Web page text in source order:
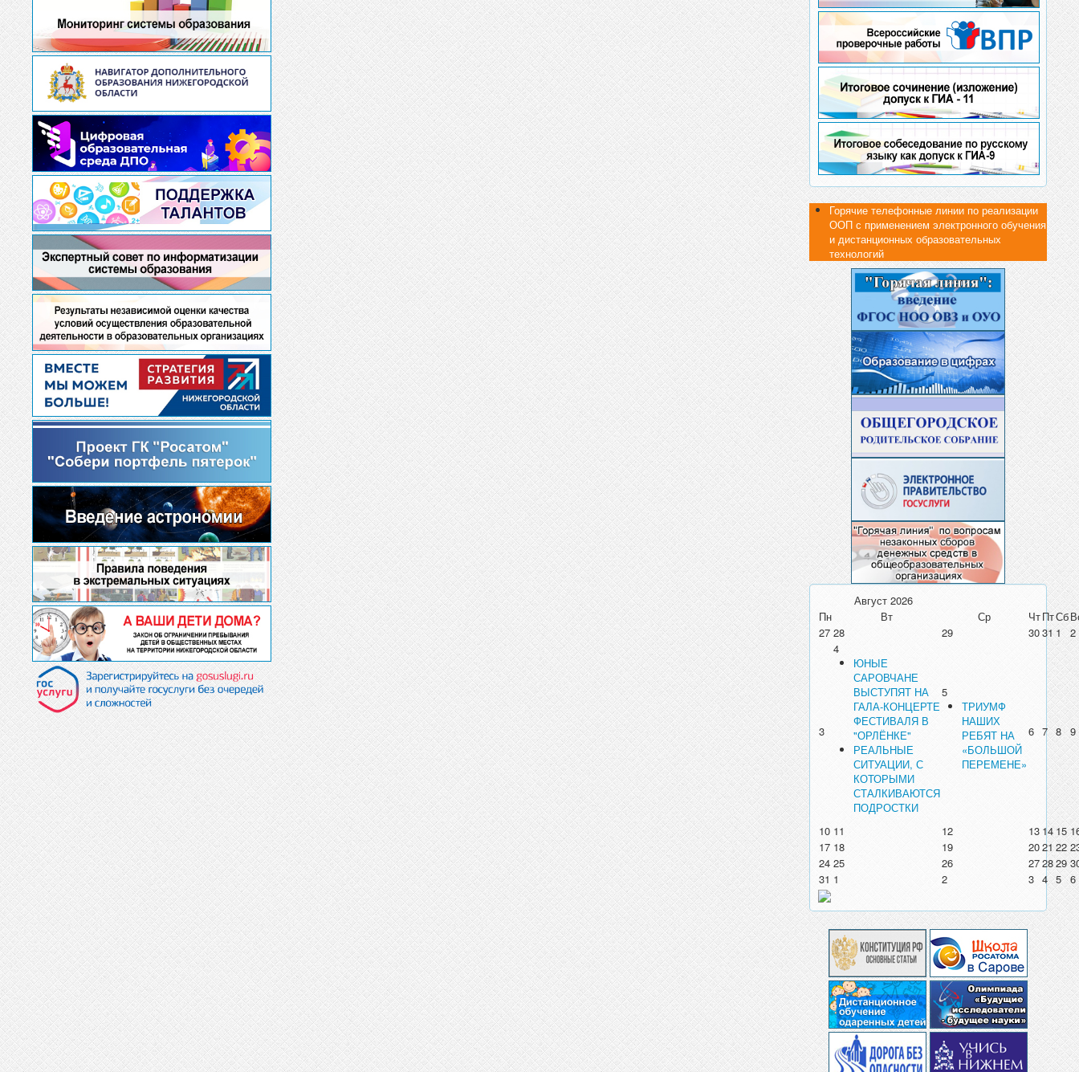
Горячие телефонные линии по реализации
ООП с применением электронного обучения
и дистанционных образовательных
технологий
Август 2026
Пн
Вт Ср ЧтПтСб
27 28 29 30311 2
3
4
ЮНЫЕ
САРОВЧАНЕ
ВЫСТУПЯТ НА
ГАЛА-КОНЦЕРТЕ
ФЕСТИВАЛЯ В
"ОРЛЁНКЕ"
РЕАЛЬНЫЕ
СИТУАЦИИ, С
КОТОРЫМИ
СТАЛКИВАЮТСЯ
ПОДРОСТКИ
5
ТРИУМФ
НАШИХ
РЕБЯТ НА
«БОЛЬШОЙ
ПЕРЕМЕНЕ»
6 7 8 9
10 11 12 13 1415
17 18 19 202122
24 25 26 272829
31 1 2 3 4 5 6